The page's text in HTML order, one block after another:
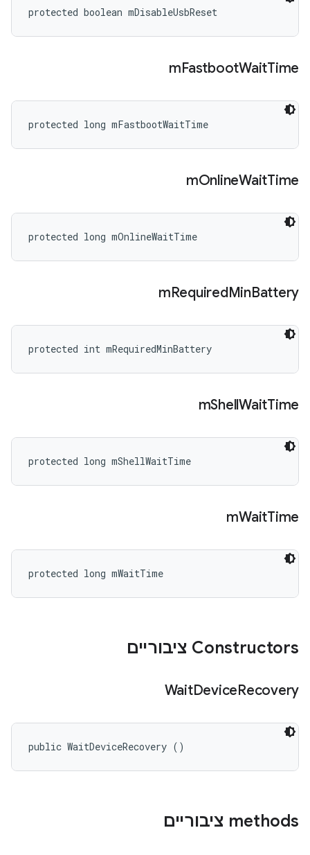
protected boolean mDisableUsbReset
mFastbootWaitTime
protected long mFastbootWaitTime
mOnlineWaitTime
protected long mOnlineWaitTime
mRequiredMinBattery
protected int mRequiredMinBattery
mShellWaitTime
protected long mShellWaitTime
mWaitTime
protected long mWaitTime
Constructors ציבוריים
WaitDeviceRecovery
public WaitDeviceRecovery ()
‫methods ציבוריים